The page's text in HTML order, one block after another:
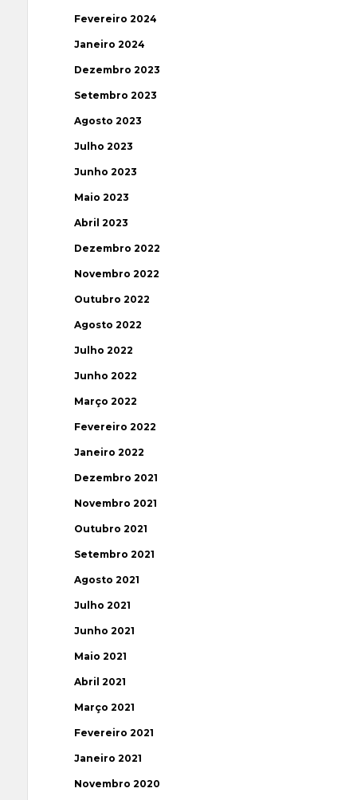
Fevereiro 2024
Janeiro 2024
Dezembro 2023
Setembro 2023
Agosto 2023
Julho 2023
Junho 2023
Maio 2023
Abril 2023
Dezembro 2022
Novembro 2022
Outubro 2022
Agosto 2022
Julho 2022
Junho 2022
Março 2022
Fevereiro 2022
Janeiro 2022
Dezembro 2021
Novembro 2021
Outubro 2021
Setembro 2021
Agosto 2021
Julho 2021
Junho 2021
Maio 2021
Abril 2021
Março 2021
Fevereiro 2021
Janeiro 2021
Novembro 2020